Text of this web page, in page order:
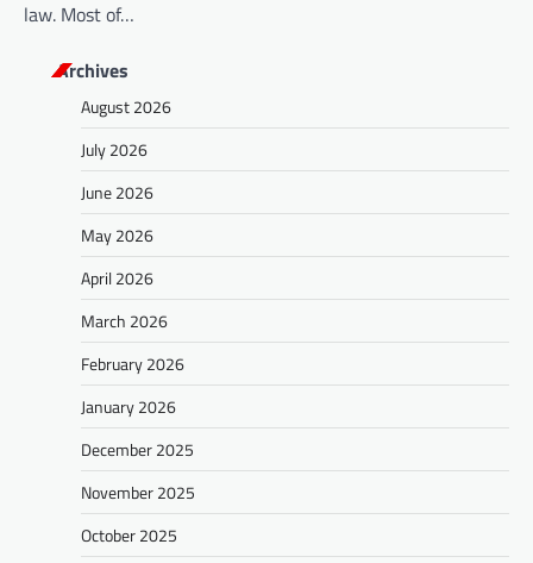
law. Most of…
Archives
August 2026
July 2026
June 2026
May 2026
April 2026
March 2026
February 2026
January 2026
December 2025
November 2025
October 2025